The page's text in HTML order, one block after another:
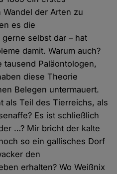
der Arten zu
es die
selbst dar – hat
damit. Warum auch?
tausend Paläontologen,
diese Theorie
Belegen untermauert.
als Teil des Tierreichs, als
Es ist schließlich
…? Mir bricht der kalte
so ein gallisches Dorf
den
erhalten? Wo Weißnix